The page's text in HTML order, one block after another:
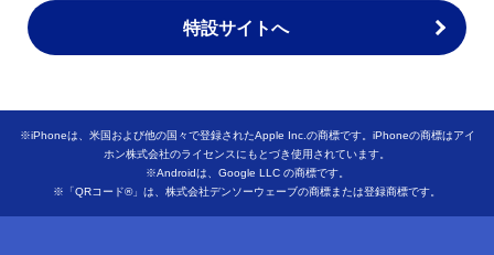
特設サイトへ
※iPhoneは、米国および他の国々で登録されたApple Inc.の商標です。iPhoneの商標はアイ
ホン株式会社のライセンスにもとづき使用されています。
※Androidは、Google LLC の商標です。
※「QRコード®」は、株式会社デンソーウェーブの商標または登録商標です。